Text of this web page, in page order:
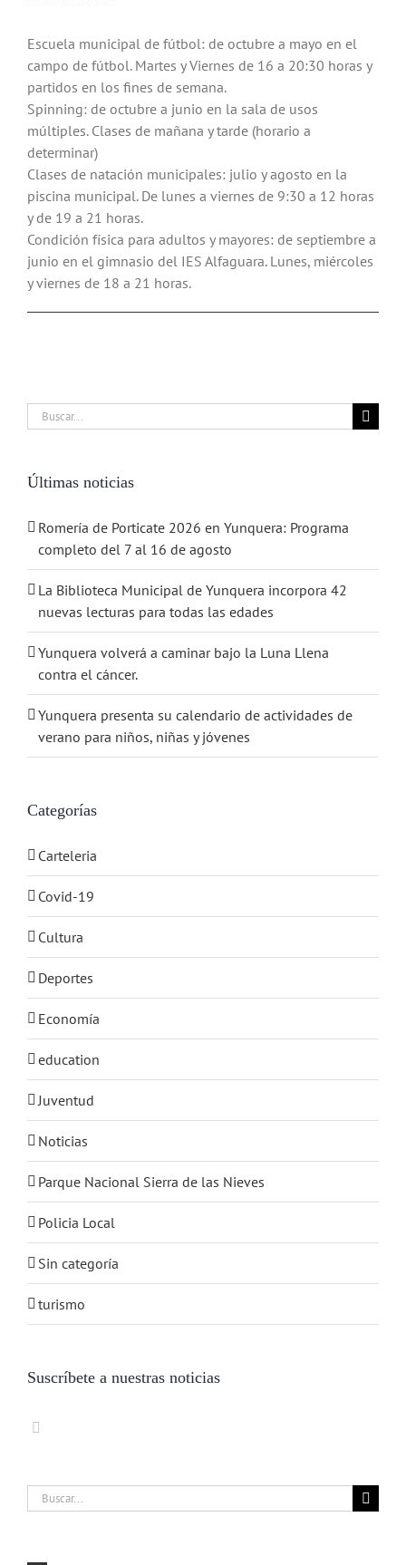
Escuela municipal de fútbol: de octubre a mayo en el
campo de fútbol. Martes y Viernes de 16 a 20:30 horas y
partidos en los fines de semana.
Spinning: de octubre a junio en la sala de usos
múltiples. Clases de mañana y tarde (horario a
determinar)
Clases de natación municipales: julio y agosto en la
piscina municipal. De lunes a viernes de 9:30 a 12 horas
y de 19 a 21 horas.
Condición física para adultos y mayores: de septiembre a
junio en el gimnasio del IES Alfaguara. Lunes, miércoles
y viernes de 18 a 21 horas.
Abierta inscripción para la
campaña de Natación Yunquera
2026
Buscar:
Últimas noticias
Romería de Porticate 2026 en Yunquera: Programa
completo del 7 al 16 de agosto
La Biblioteca Municipal de Yunquera incorpora 42
nuevas lecturas para todas las edades
Yunquera volverá a caminar bajo la Luna Llena
contra el cáncer.
Yunquera presenta su calendario de actividades de
verano para niños, niñas y jóvenes
Categorías
Carteleria
Covid-19
Cultura
Deportes
Economía
education
Juventud
Noticias
Parque Nacional Sierra de las Nieves
Policia Local
Sin categoría
turismo
Suscríbete a nuestras noticias
Buscar: